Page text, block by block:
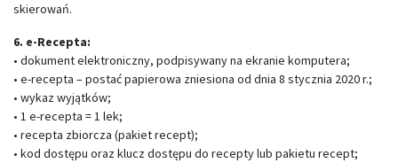
skierowań.
6. e-Recepta:
• dokument elektroniczny, podpisywany na ekranie komputera;
• e-recepta – postać papierowa zniesiona od dnia 8 stycznia 2020 r.;
• wykaz wyjątków;
• 1 e-recepta = 1 lek;
• recepta zbiorcza (pakiet recept);
• kod dostępu oraz klucz dostępu do recepty lub pakietu recept;